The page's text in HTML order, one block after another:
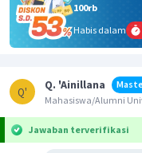
100rb
Habis dalam
Q'
Q. 'Ainillana
Mahasiswa/Alumni
Jawaban terverifikasi